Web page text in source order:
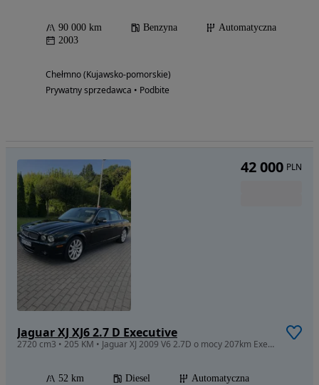
90 000 km Benzyna
Automatyczna
2003
Chełmno (Kujawsko-pomorskie)
Prywatny sprzedawca • Podbite
Jaguar XJ XJ6 2.7 D Executive
2720 cm3 • 205 KM • Jaguar XJ 2009 V6 2.7D o mocy 207km Executive
52 km Diesel
Automatyczna
42 000 PLN